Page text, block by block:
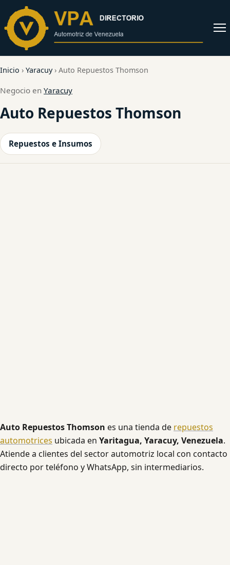
contenido
Abrir
Inicio › Yaracuy› Auto Repuestos Thomson
Negocio en Yaracuy
Auto Repuestos Thomson
Repuestos e Insumos
Auto Repuestos Thomson es una tienda de repuestos
automotrices ubicada en Yaritagua, Yaracuy, Venezuela.
Atiende a clientes del sector automotriz local con contacto
directo por teléfono y WhatsApp, sin intermediarios.